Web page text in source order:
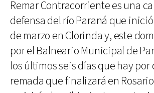
Remar Contracorriente es una
defensa del río Paraná que
de marzo en Clorinda y, este
por el Balneario Municipal de
los últimos seis días que hay por
remada que finalizará en